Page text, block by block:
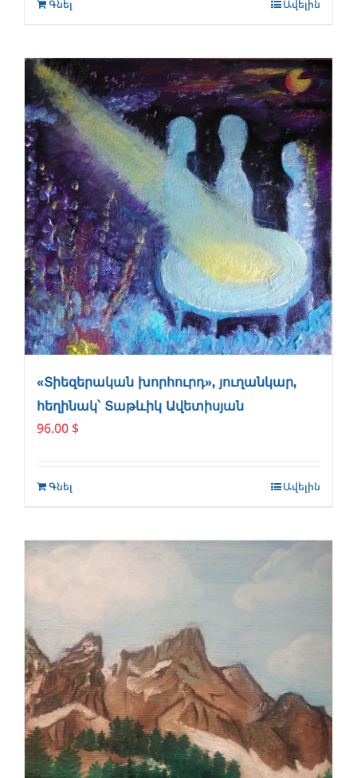
Գնել Ավելին
«Տիեզերական խորհուրդ», յուղանկար,
հեղինակ՝ Տաթևիկ Ավետիսյան
96.00 $
Գնել Ավելին